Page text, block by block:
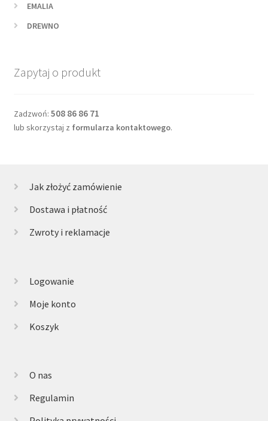
EMALIA
DREWNO
Zapytaj o produkt
Zadzwoń: 508 86 86 71
lub skorzystaj z formularza kontaktowego.
Jak złożyć zamówienie
Dostawa i płatność
Zwroty i reklamacje
Logowanie
Moje konto
Koszyk
O nas
Regulamin